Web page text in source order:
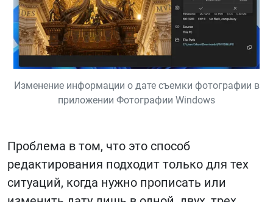
Изменение информации о дате съемки фотографии в
приложении Фотографии Windows
Проблема в том, что это способ
редактирования подходит только для тех
ситуаций, когда нужно прописать или